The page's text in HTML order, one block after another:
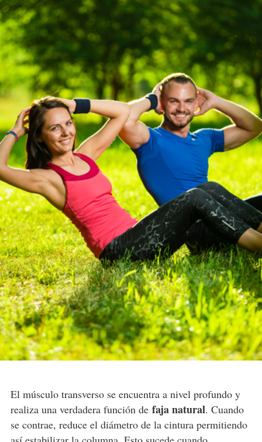
El músculo transverso se encuentra a nivel profundo y
realiza una verdadera función de faja natural. Cuando
se contrae, reduce el diámetro de la cintura permitiendo